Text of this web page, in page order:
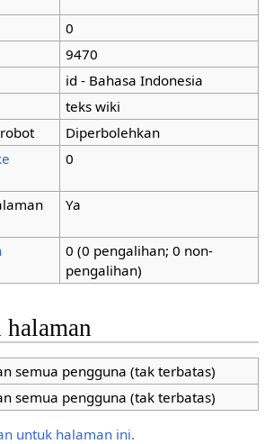
0
9470
id - Bahasa Indonesia
teks wiki
Diperbolehkan
0
Ya
0 (0 pengalihan; 0 non-
pengalihan)
semua pengguna (tak terbatas)
semua pengguna (tak terbatas)
untuk halaman ini.